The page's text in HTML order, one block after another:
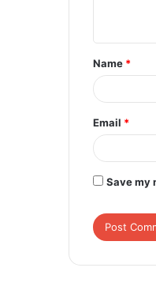
t
*
Name *
Email *
Save my